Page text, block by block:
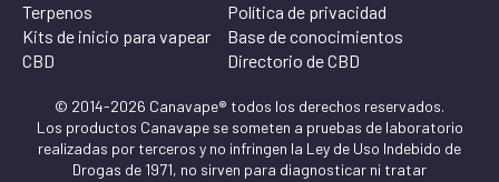
Terpenos
Kits de inicio para vapear
CBD
Política de privacidad
Base de conocimientos
Directorio de CBD
© 2014-2026 Canavape® todos los derechos reservados.
Los productos Canavape se someten a pruebas de laboratorio
realizadas por terceros y no infringen la Ley de Uso Indebido de
Drogas de 1971, no sirven para diagnosticar ni tratar